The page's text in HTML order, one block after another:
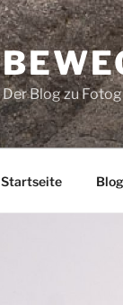
Der Blog zu
Startseite Blog